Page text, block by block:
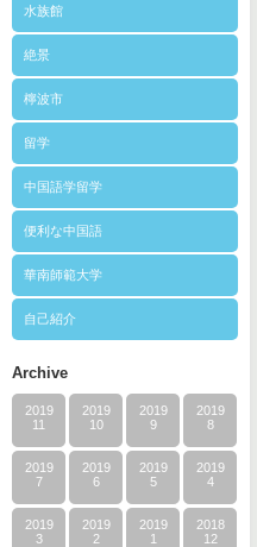
水族館
絶景
檸波市
留学
中国語学留学
便利な中国語
華南師範大学
自己紹介
Archive
2019
11
2019
10
2019
9
2019
8
2019
7
2019
6
2019
5
2019
4
2019
3
2019
2
2019
1
2018
12